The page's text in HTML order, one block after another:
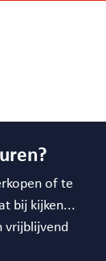
of te
bij kijken...
vrijblijvend